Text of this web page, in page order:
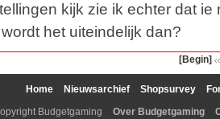
kijk zie ik echter dat
het uiteindelijk dan?
[Begin]
Home Nieuwsarchief Shopsurvey
Budgetgaming
Over Budgetgaming